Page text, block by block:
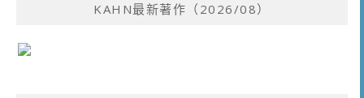
KAHN最新著作（2026/08）